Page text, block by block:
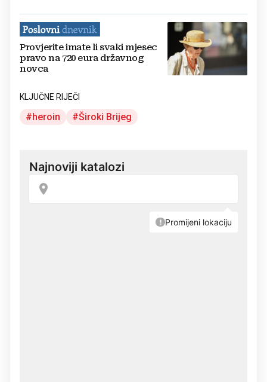
Provjerite imate li svaki mjesec
pravo na 720 eura državnog
novca
KLJUČNE RIJEČI
heroin Široki Brijeg